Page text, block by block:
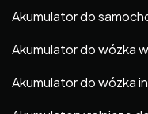
Akumulator do
Akumulator do wózka
Akumulator do wózka